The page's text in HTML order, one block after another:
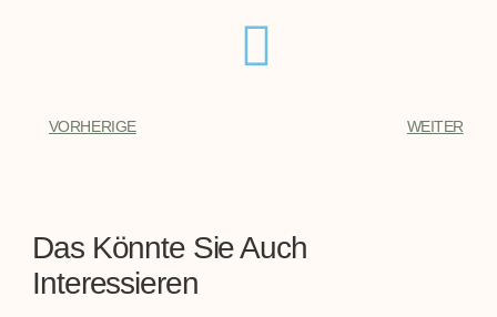
VORHERIGE WEITER
Das Könnte Sie Auch
Interessieren